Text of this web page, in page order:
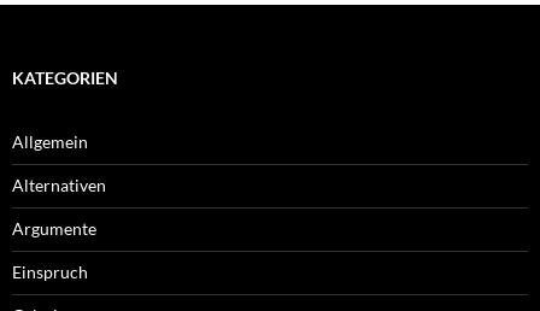
KATEGORIEN
Allgemein
Alternativen
Argumente
Einspruch